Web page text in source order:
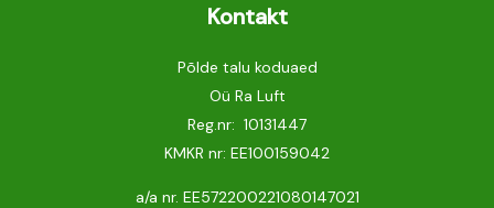
Kontakt
Põlde talu koduaed
Oü Ra Luft
Reg.nr: 10131447
KMKR nr: EE100159042
a/a nr. EE572200221080147021